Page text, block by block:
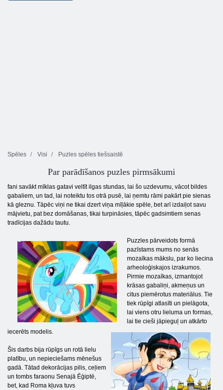
Spēles Visi Puzles spēles tiešsaistē
Par parādīšanos puzles pirmsākumi
fani savākt mīklas gatavi veltīt ilgas stundas, lai šo uzdevumu, vācot bildes
gabaliem, un tad, lai noteiktu tos otrā pusē, lai ņemtu rāmi pakārt pie sienas
kā gleznu. Tāpēc viņi ne tikai dzert viņa mīļākie spēle, bet arī izdaiļot savu
mājvietu, pat bez domāšanas, tikai turpināsies, tāpēc gadsimtiem senas
tradīcijas dažādu tautu.
Puzzles pārveidots formā
pazīstams mums no senās
mozaīkas mākslu, par ko liecina
arheoloģiskajos izrakumos.
Pirmie mozaīkas, izmantojot
krāsas gabaliņi, akmeņus un
citus piemērotus materiālus. Tie
tiek rūpīgi atlasīti un pielāgota,
lai viens otru lieluma un formas,
lai tie cieši jāpieguļ un atkārto
iecerēts modelis.
Šis darbs bija rūpīgs un rotā lielu
platību, un nepieciešams mēnešus
gadā. Tātad dekorācijas pilis, ceļiem
un tombs faraonu Senajā Ēģiptē,
bet, kad Roma kļuva tuvs